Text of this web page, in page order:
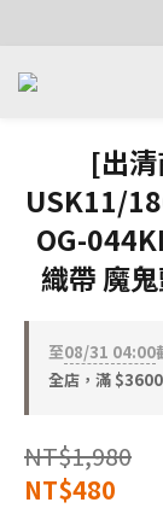
[出
USK11/
OG-
織帶 魔
至08/31 04:00
全店，滿
NT$1,980
NT$480